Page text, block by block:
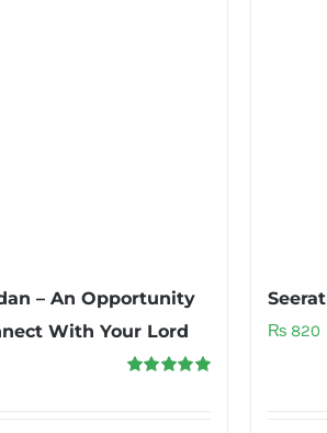
– An Opportunity
With Your Lord
₨ 820